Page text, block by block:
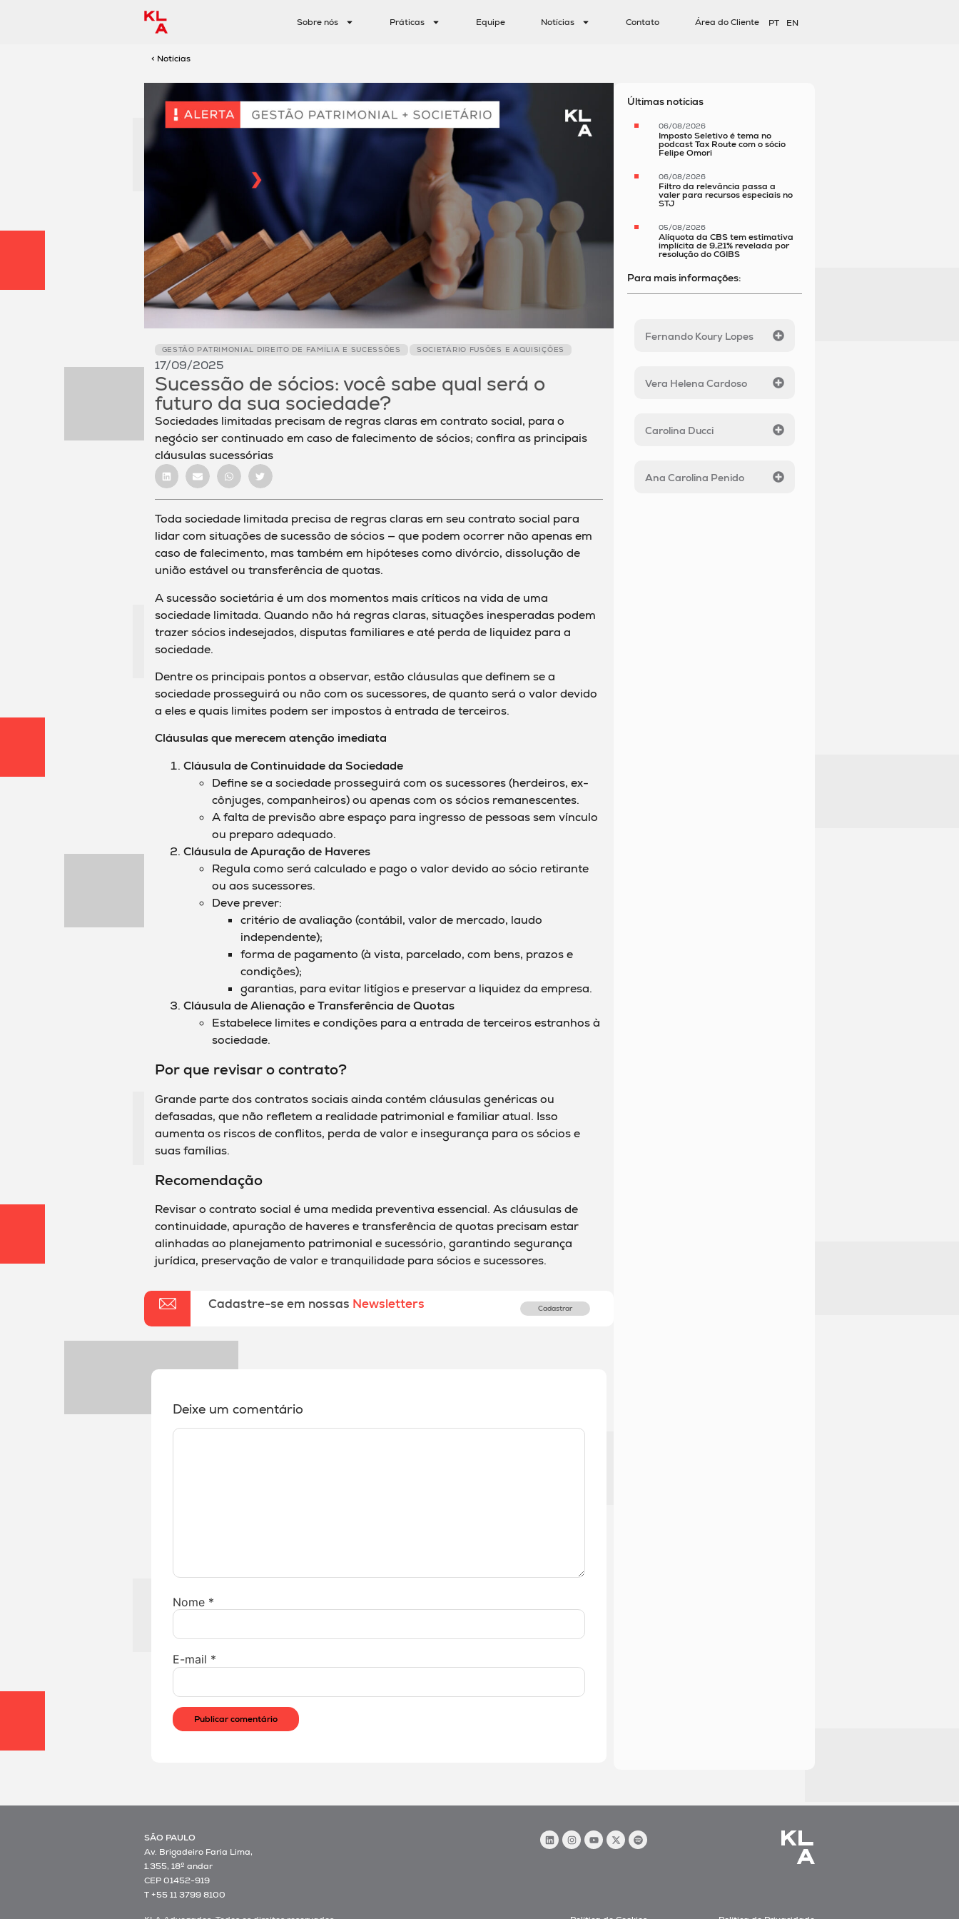
Sobre nós Práticas Equipe Notícias Contato Área do Cliente PT EN
< Notícias
GESTÃO PATRIMONIAL DIREITO DE FAMÍLIA E SUCESSÕES SOCIETÁRIO FUSÕES E AQUISIÇÕES
17/09/2025
Sucessão de sócios: você sabe qual será o
futuro da sua sociedade?
Sociedades limitadas precisam de regras claras em contrato social, para o
negócio ser continuado em caso de falecimento de sócios; confira as principais
cláusulas sucessórias
Toda sociedade limitada precisa de regras claras em seu contrato social para
lidar com situações de sucessão de sócios — que podem ocorrer não apenas em
caso de falecimento, mas também em hipóteses como divórcio, dissolução de
união estável ou transferência de quotas.
A sucessão societária é um dos momentos mais críticos na vida de uma
sociedade limitada. Quando não há regras claras, situações inesperadas podem
trazer sócios indesejados, disputas familiares e até perda de liquidez para a
sociedade.
Dentre os principais pontos a observar, estão cláusulas que definem se a
sociedade prosseguirá ou não com os sucessores, de quanto será o valor devido
a eles e quais limites podem ser impostos à entrada de terceiros.
Cláusulas que merecem atenção imediata
Cláusula de Continuidade da Sociedade
Define se a sociedade prosseguirá com os sucessores (herdeiros, ex-
cônjuges, companheiros) ou apenas com os sócios remanescentes.
A falta de previsão abre espaço para ingresso de pessoas sem vínculo
ou preparo adequado.
Cláusula de Apuração de Haveres
Regula como será calculado e pago o valor devido ao sócio retirante
ou aos sucessores.
Deve prever:
critério de avaliação (contábil, valor de mercado, laudo
independente);
forma de pagamento (à vista, parcelado, com bens, prazos e
condições);
garantias, para evitar litígios e preservar a liquidez da empresa.
Cláusula de Alienação e Transferência de Quotas
Estabelece limites e condições para a entrada de terceiros estranhos à
sociedade.
Por que revisar o contrato?
Grande parte dos contratos sociais ainda contém cláusulas genéricas ou
defasadas, que não refletem a realidade patrimonial e familiar atual. Isso
aumenta os riscos de conflitos, perda de valor e insegurança para os sócios e
suas famílias.
Recomendação
Revisar o contrato social é uma medida preventiva essencial. As cláusulas de
continuidade, apuração de haveres e transferência de quotas precisam estar
alinhadas ao planejamento patrimonial e sucessório, garantindo segurança
jurídica, preservação de valor e tranquilidade para sócios e sucessores.
Cadastre-se em nossas Newsletters Cadastrar
Deixe um comentário
Nome *
E-mail *
Últimas notícias
06/08/2026
Imposto Seletivo é tema no
podcast Tax Route com o sócio
Felipe Omori
06/08/2026
Filtro da relevância passa a
valer para recursos especiais no
STJ
05/08/2026
Alíquota da CBS tem estimativa
implícita de 9,21% revelada por
resolução do CGIBS
Para mais informações:
Fernando Koury Lopes
Vera Helena Cardoso
Carolina Ducci
Ana Carolina Penido
SÃO PAULO
Av. Brigadeiro Faria Lima,
1.355, 18º andar
CEP 01452-919
T +55 11 3799 8100